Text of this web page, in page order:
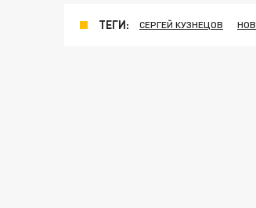
ТЕГИ: СЕРГЕЙ КУЗНЕЦОВ